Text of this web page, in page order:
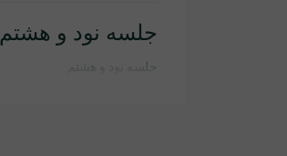
جلسه نود و هشتم
جلسه نود و هشتم